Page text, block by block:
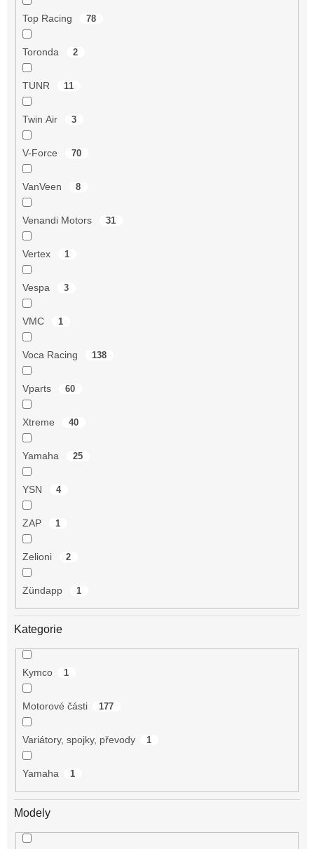
Top Racing 78
Toronda 2
TUNR 11
Twin Air 3
V-Force 70
VanVeen 8
Venandi Motors 31
Vertex 1
Vespa 3
VMC 1
Voca Racing 138
Vparts 60
Xtreme 40
Yamaha 25
YSN 4
ZAP 1
Zelioni 2
Zündapp 1
Kategorie
Kymco 1
Motorové části 177
Variátory, spojky, převody 1
Yamaha 1
Modely